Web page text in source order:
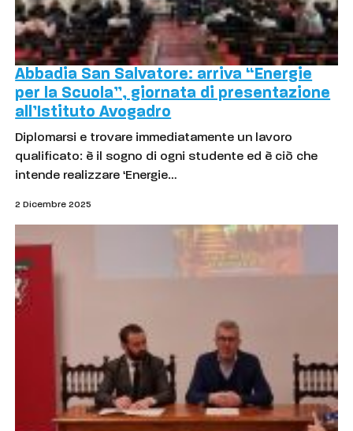
Abbadia San Salvatore: arriva “Energie
per la Scuola”, giornata di presentazione
all’Istituto Avogadro
Diplomarsi e trovare immediatamente un lavoro
qualificato: è il sogno di ogni studente ed è ciò che
intende realizzare ‘Energie…
2 Dicembre 2025